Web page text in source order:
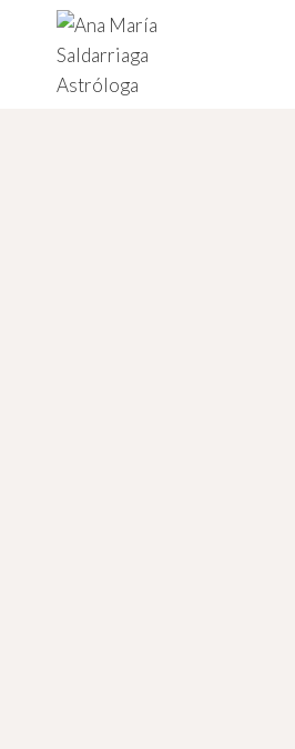
contenido